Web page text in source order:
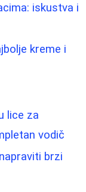
iskustva i
kreme i
lice za
vodič
brzi